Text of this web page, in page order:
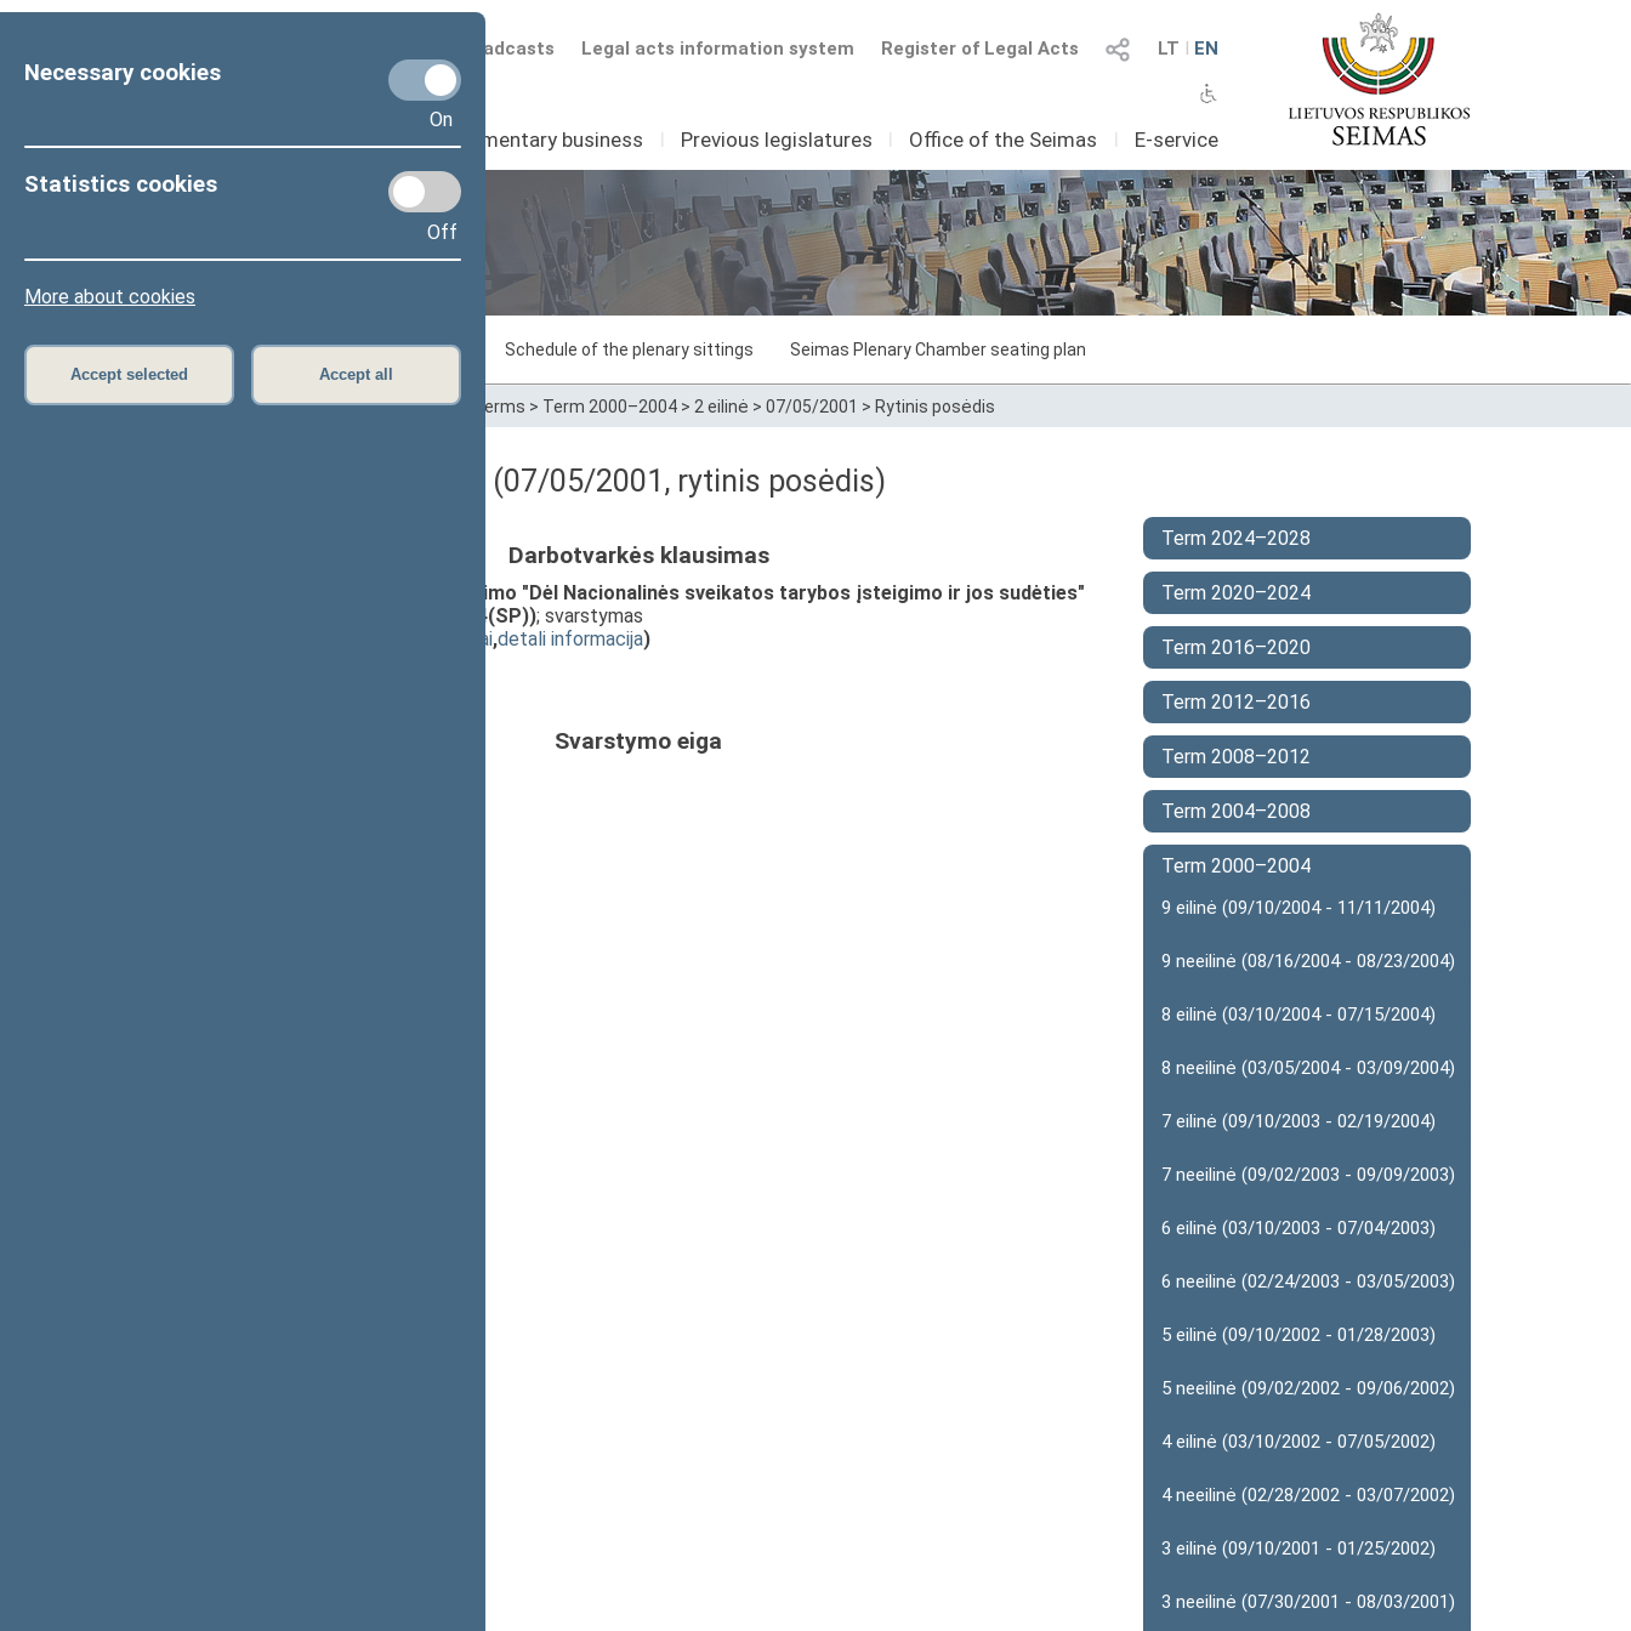
Necessary cookies
On
Statistics cookies
Off
More about cookies
Accept selected Accept all
LT I EN
Register of Legal Acts
Legal acts information system
Scheduled broadcasts
Seimas I Parliamentary business I Previous legislatures I Office of the Seimas I E-service
Sitting in progress Plenary sittings Schedule of the plenary sittings Seimas Plenary Chamber seating plan
Home>Plenary sittings>Parliamentary terms > Term 2000–2004 > 2 eilinė > 07/05/2001 > Rytinis posėdis
Darbotvarkės klausimas (07/05/2001, rytinis posėdis)
Darbotvarkės klausimas
Seimo NUTARIMO "Dėl Seimo nutarimo "Dėl Nacionalinės sveikatos tarybos įsteigimo ir jos sudėties"
pakeitimo" PROJEKTAS (Nr. IXP-784(SP)); svarstymas
susiję dokumentai,detali informacija)
Svarstymo eiga
Term 2024–2028
Term 2020–2024
Term 2016–2020
Term 2012–2016
Term 2008–2012
Term 2004–2008
Term 2000–2004
9 eilinė (09/10/2004 - 11/11/2004)
9 neeilinė (08/16/2004 - 08/23/2004)
8 eilinė (03/10/2004 - 07/15/2004)
8 neeilinė (03/05/2004 - 03/09/2004)
7 eilinė (09/10/2003 - 02/19/2004)
7 neeilinė (09/02/2003 - 09/09/2003)
6 eilinė (03/10/2003 - 07/04/2003)
6 neeilinė (02/24/2003 - 03/05/2003)
5 eilinė (09/10/2002 - 01/28/2003)
5 neeilinė (09/02/2002 - 09/06/2002)
4 eilinė (03/10/2002 - 07/05/2002)
4 neeilinė (02/28/2002 - 03/07/2002)
3 eilinė (09/10/2001 - 01/25/2002)
3 neeilinė (07/30/2001 - 08/03/2001)